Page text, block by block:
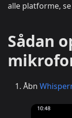
alle platforme, se
Sådan
Åbn